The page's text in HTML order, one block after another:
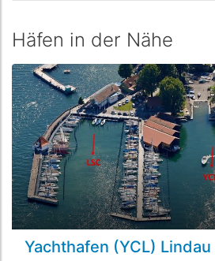
Häfen in der Nähe
Yachthafen (YCL) Lindau